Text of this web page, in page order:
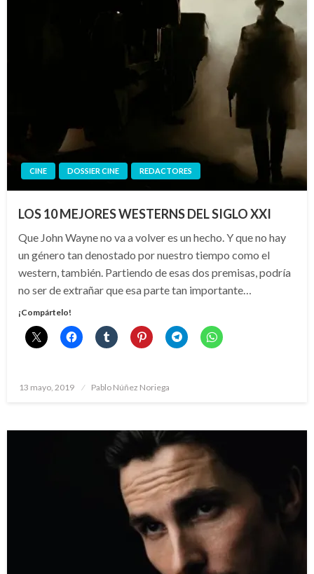
CINE DOSSIER CINE REDACTORES
LOS 10 MEJORES WESTERNS DEL SIGLO XXI
Que John Wayne no va a volver es un hecho. Y que no hay
un género tan denostado por nuestro tiempo como el
western, también. Partiendo de esas dos premisas, podría
no ser de extrañar que esa parte tan importante…
¡Compártelo!
Publicado
13 mayo, 2019 Pablo Núñez Noriega